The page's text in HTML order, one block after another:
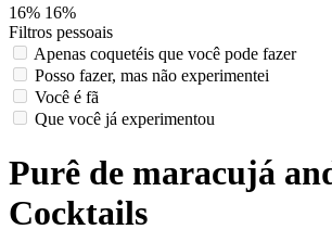
16% 16%
Filtros pessoais
Apenas coquetéis que você pode fazer
Posso fazer, mas não experimentei
Você é fã
Que você já experimentou
Purê de maracujá
Cocktails